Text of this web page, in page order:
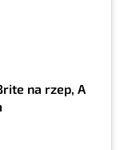
na rzep, A